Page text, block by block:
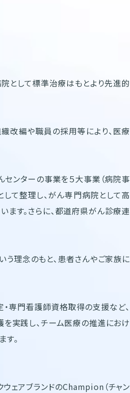
として標準治療はもとより先進的
改編や職員の採用等により、医療
センターの事業を５大事業（病院事
て整理し、がん専門病院として高
す。さらに、都道府県がん診療連
う理念のもと、患者さんやご家族に
専門看護師資格取得の支援など、
実践し、チーム医療の推進におけ
。
ェアブランドのChampion（チャン